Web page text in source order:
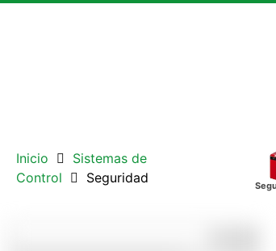
Inicio
Sistemas de
Control
Seguridad